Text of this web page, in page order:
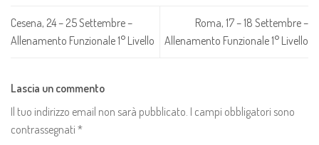
Cesena, 24 – 25 Settembre –
Allenamento Funzionale 1° Livello
Roma, 17 – 18 Settembre –
Allenamento Funzionale 1° Livello
Lascia un commento
Il tuo indirizzo email non sarà pubblicato. I campi obbligatori sono
contrassegnati *